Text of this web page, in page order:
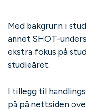
Med bakgrunn i
annet SHOT-
ekstra fokus på
studieåret.
I tillegg til
på på nettsiden